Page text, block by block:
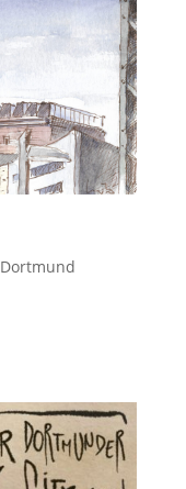
Dortmund